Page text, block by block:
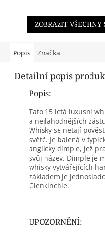
ZOBRAZIT VŠECHNY
Popis Značka
Detailní popis
Popis:
Tato 15 letá luxusní
a nejlahodnějších
Whisky se netají
světě. Je balená v
anglicky dimple, jež
svůj název. Dimple je
whisky vytvářejících
základem je
Glenkinchie.
UPOZORNĚNÍ: